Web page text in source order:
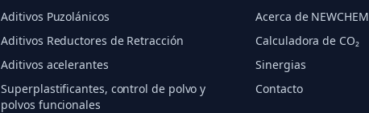
Aditivos Puzolánicos
Aditivos Reductores de Retracción
Aditivos acelerantes
Superplastificantes, control de polvo y
polvos funcionales
Acerca de NEWCHEM
Calculadora de CO₂
Sinergias
Contacto